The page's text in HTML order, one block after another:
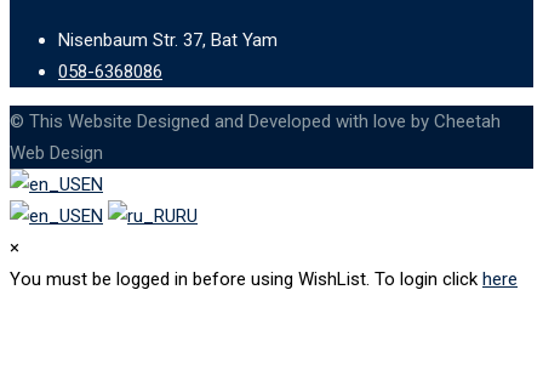
Nisenbaum Str. 37, Bat Yam
058-6368086
© This Website Designed and Developed with love by Cheetah
Web Design
EN
EN
RU
×
You must be logged in before using WishList. To login click here